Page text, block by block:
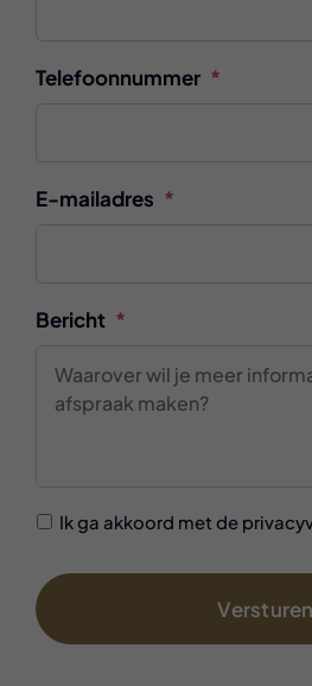
Telefoonnummer *
E-mailadres *
Bericht *
GDPR
On *
Ik ga akkoord met de